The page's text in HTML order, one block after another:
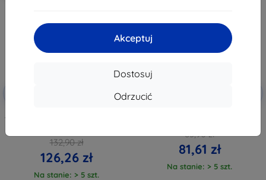
Akceptuj
Dostosuj
Odrzucić
SMART5
132,90 zł
126,26 zł
Na stanie: > 5 szt.
-5%
85,90 zł
81,61 zł
Na stanie: > 5 szt.